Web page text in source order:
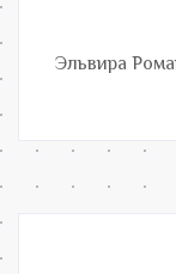
Эльвира